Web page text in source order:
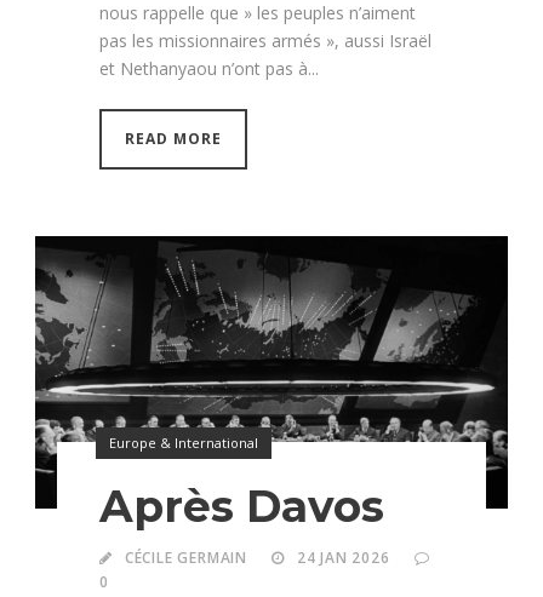
nous rappelle que » les peuples n’aiment
pas les missionnaires armés », aussi Israël
et Nethanyaou n’ont pas à...
READ MORE
Europe & International
Après Davos
CÉCILE GERMAIN
24 JAN 2026
0